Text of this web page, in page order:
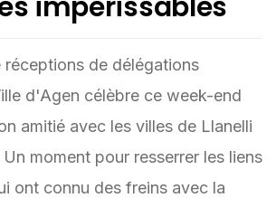
de délégations
d'Agen célèbre ce week-end
amitié avec les villes de Llanelli
moment pour resserrer les liens
ont connu des freins avec la